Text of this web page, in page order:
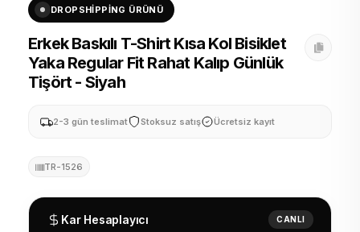
DROPSHIPPING ÜRÜNÜ
Erkek Baskılı T-Shirt Kısa Kol Bisiklet
Yaka Regular Fit Rahat Kalıp Günlük
Tişört - Siyah
2-3 gün teslimat Stoksuz satış Ücretsiz kayıt
TR-1526
Kar Hesaplayıcı CANLI